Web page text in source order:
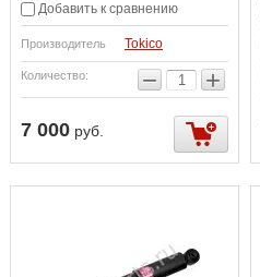
Добавить к сравнению
Производитель Tokico
Количество: − +
7 000 руб.